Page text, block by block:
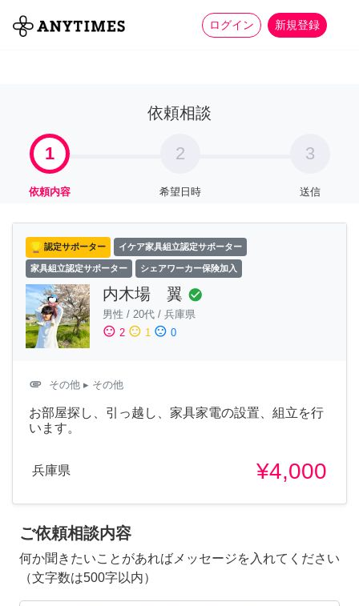
ログイン 新規登録
全て 家事 more_horiz
依頼相談
1
依頼内容
2
希望日時
3
送信
認定サポーター イケア家具組立認定サポーター
家具組立認定サポーター シェアワーカー保険加入
内木場 翼 check_circle
男性 / 20代 / 兵庫県
sentiment_satisfied 2 sentiment_neutral 1 sentiment_dissatisfied 0
attachment その他 ▸ その他
お部屋探し、引っ越し、家具家電の設置、組立を行
います。
兵庫県 ¥4,000
ご依頼相談内容
何か聞きたいことがあればメッセージを入れてください
（文字数は500字以内）